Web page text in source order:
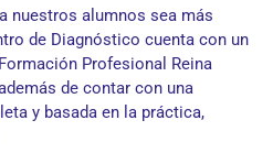
nuestros alumnos sea más
de Diagnóstico cuenta con un
Profesional Reina
de contar con una
y basada en la práctica,